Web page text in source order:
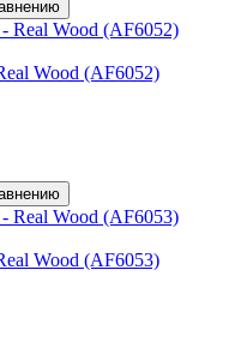
Wood (AF6052)
Wood (AF6053)